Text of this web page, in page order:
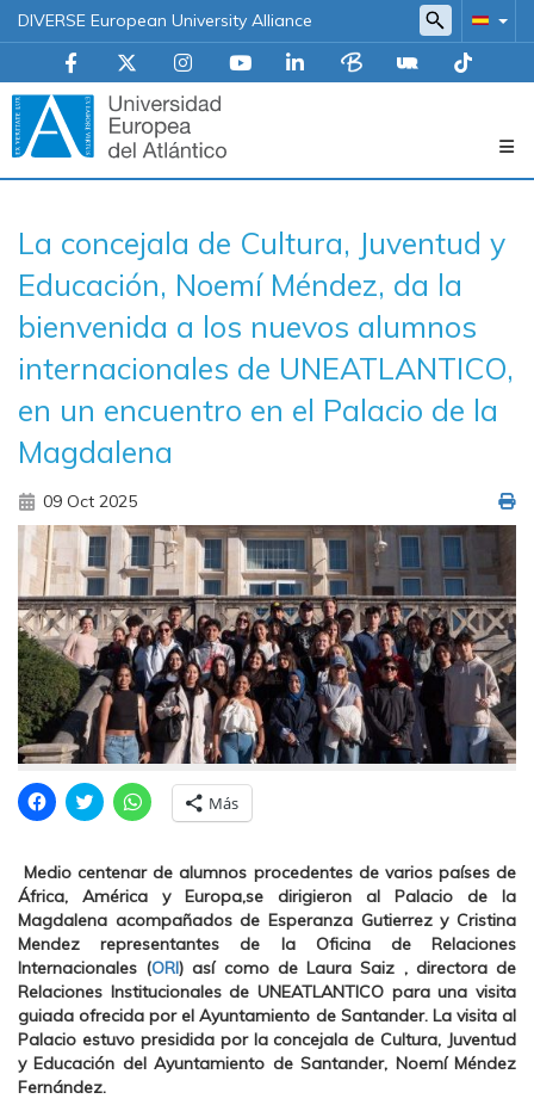
DIVERSE European University Alliance
principal
La concejala de Cultura, Juventud y
Educación, Noemí Méndez, da la
bienvenida a los nuevos alumnos
internacionales de UNEATLANTICO,
en un encuentro en el Palacio de la
Magdalena
09 Oct 2025
H
a
i
c
p
a
r
a
c
o
m
p
a
r
t
r
H
a
i
c
p
a
r
a
c
o
m
p
a
r
t
r
H
a
i
c
p
a
r
a
c
o
m
p
a
r
t
Más
Medio centenar de alumnos procedentes de varios países de
África, América y Europa,se dirigieron al Palacio de la
Magdalena acompañados de Esperanza Gutierrez y Cristina
Mendez representantes de la Oficina de Relaciones
Internacionales (ORI)así como de Laura Saiz , directora de
Relaciones Institucionales de UNEATLANTICO para una visita
guiada ofrecida por el Ayuntamiento de Santander. La visita al
Palacio estuvo presidida por la concejala de Cultura, Juventud
y Educación del Ayuntamiento de Santander, Noemí Méndez
Fernández.